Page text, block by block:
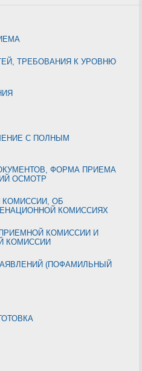
ТРЕБОВАНИЯ К УРОВНЮ
С ПОЛНЫМ
ФОРМА ПРИЕМА
ОСМОТР
ОБ
КОМИССИЯХ
КОМИССИИ И
КОМИССИИ
(ПОФАМИЛЬНЫЙ